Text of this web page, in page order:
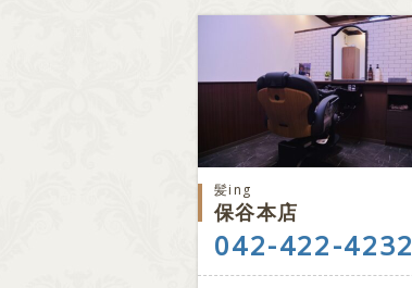
髪ing
保谷本店
042-422-4232